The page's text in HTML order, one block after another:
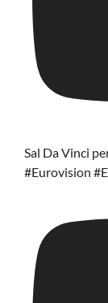
Sal Da Vinci
#Eurovision